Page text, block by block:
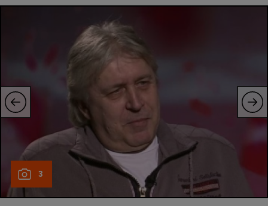
Formula 1
Gimnastică
Ciclism
Alte sporturi
JO 2024
JO 2026
3